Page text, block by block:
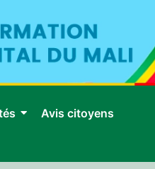
Avis citoyens